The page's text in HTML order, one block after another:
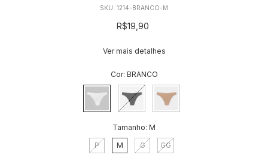
SKU: 1214-BRANCO-M
R$19,90
Ver mais detalhes
Cor: BRANCO
Tamanho: M
P
M G GG